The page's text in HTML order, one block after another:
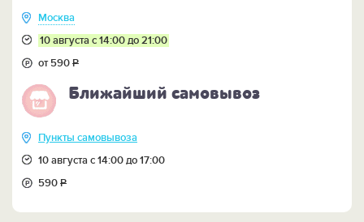
Москва
10 августа с 14:00 до 21:00
от 590Р
Ближайший самовывоз
Пункты самовывоза
10 августа с 14:00 до 17:00
590Р